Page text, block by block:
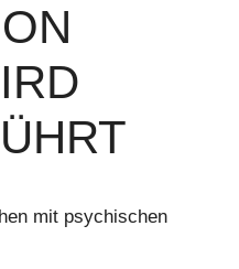
mit psychischen